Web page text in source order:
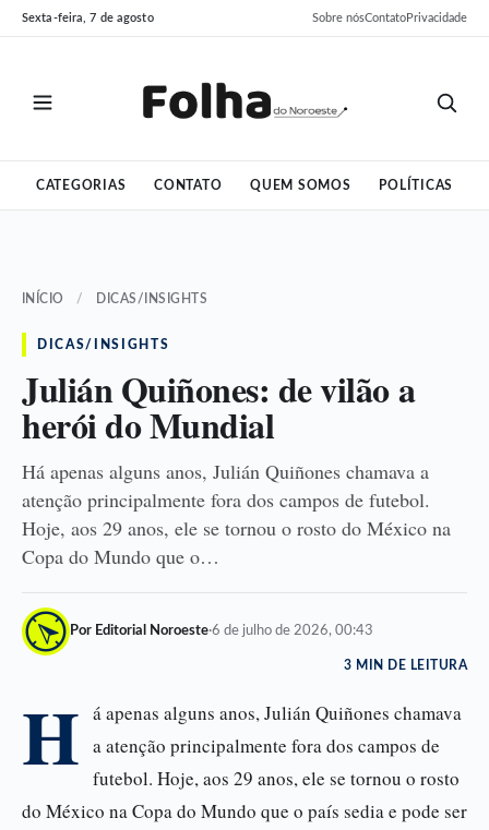
Pular
para
Pular
para
Sexta-feira, 7 de agosto Sobre nósContatoPrivacidade
CATEGORIAS CONTATO QUEM SOMOS POLÍTICAS
INÍCIO / DICAS/INSIGHTS
DICAS/INSIGHTS
Julián Quiñones: de vilão a
herói do Mundial
Há apenas alguns anos, Julián Quiñones chamava a
atenção principalmente fora dos campos de futebol.
Hoje, aos 29 anos, ele se tornou o rosto do México na
Copa do Mundo que o…
Por Editorial Noroeste·6 de julho de 2026, 00:43
3 MIN DE LEITURA
H á apenas alguns anos, Julián Quiñones chamava
a atenção principalmente fora dos campos de
futebol. Hoje, aos 29 anos, ele se tornou o rosto
do México na Copa do Mundo que o país sedia e pode ser